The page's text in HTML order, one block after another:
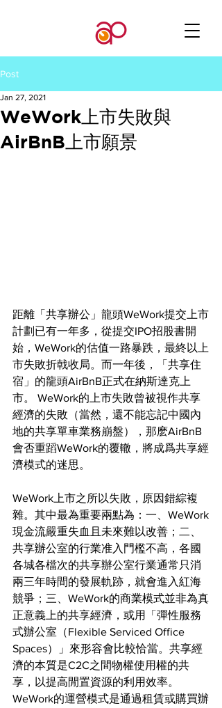
Post
WeWork上市失敗與
AirBnB上市願景
Jan 27, 2021
距離「共享辦公」龍頭WeWork提交上市
計劃已有一年多，從提交IPO招股書開
始，WeWork的估值一路暴跌，最終以上
市失敗折戟收局。而一年後，「共享住
宿」的龍頭AirBnB正式在納斯達克上
市。 WeWork的上市失敗曾被視作共享
經濟的失敗（當然，還不能忘記中國內
地的共享單車業務崩盤），那麽AirBnB
會否重蹈WeWork的覆轍，將成爲共享經
濟模式的迷思。
WeWork上市之所以失敗，原因錯綜複
雜。其中最為重要兩點為：一、WeWork
現金流嚴重失血且未來難以改善；二、
共享辦公室的行業准入門檻不高，各國
各城各檔次的共享辦公室行業通常只消
兩三年時間的發展軌跡，就會進入紅海
競爭；三、WeWork的商業模式並非為真
正意義上的共享經濟，或用「彈性服務
式辦公室（Flexible Serviced Office
Spaces）」來形容會比較恰當。共享經
濟的本質是C2C之間物權使用權的共
享，以提高閒置資源的利用效率。
WeWork的運營模式是通過租賃或購買辦